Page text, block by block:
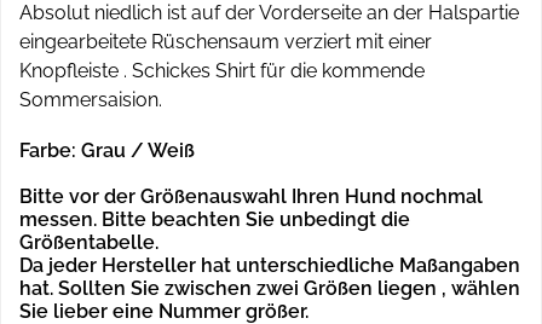
Absolut niedlich ist auf der Vorderseite an der Halspartie
eingearbeitete Rüschensaum verziert mit einer
Knopfleiste . Schickes Shirt für die kommende
Sommersaision.
Farbe: Grau / Weiß
Bitte vor der Größenauswahl Ihren Hund nochmal
messen. Bitte beachten Sie unbedingt die
Größentabelle.
Da jeder Hersteller hat unterschiedliche Maßangaben
hat. Sollten Sie zwischen zwei Größen liegen , wählen
Sie lieber eine Nummer größer.